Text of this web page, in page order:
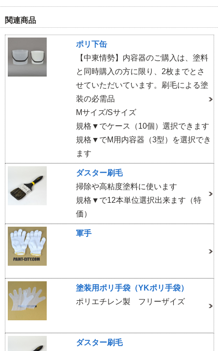
関連商品
ポリ下缶
【中東情勢】内容器のご購入は、塗料
と同時購入の方に限り、2枚までとさ
せていただいています。刷毛による塗
装の必需品
Mサイズ/Sサイズ
規格▼でケース（10個）選択できます
規格▼でM用内容器（3型）を選択でき
ます
ダスター刷毛
掃除や高粘度塗料に使います
規格▼で12本単位選択出来ます（特
価）
軍手
塗装用ポリ手袋（YKポリ手袋）
ポリエチレン製 フリーザイズ
ダスター刷毛